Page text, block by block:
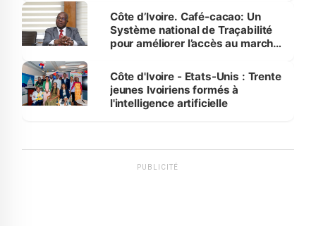
Côte d’Ivoire. Café-cacao: Un
Système national de Traçabilité
pour améliorer l’accès au marché
Côte d'Ivoire - Etats-Unis : Trente
jeunes Ivoiriens formés à
l'intelligence artificielle
PUBLICITÉ